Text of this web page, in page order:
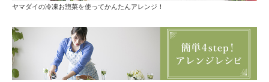
ヤマダイの冷凍お惣菜を使ってかんたんアレンジ！